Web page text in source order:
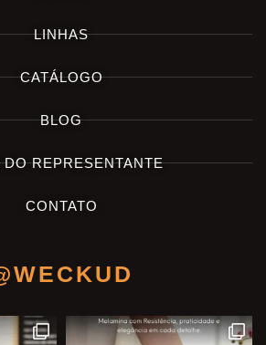
LINHAS
CATÁLOGO
BLOG
DO REPRESENTANTE
CONTATO